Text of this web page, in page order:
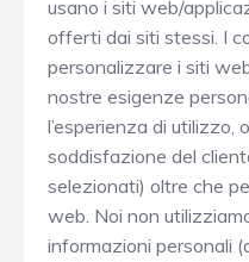
usano i siti web/
offerti dai siti stessi. I
personalizzare i siti
nostre esigenze
l’esperienza di utilizzo,
soddisfazione del
selezionati) oltre che
web. Noi non
informazioni personali